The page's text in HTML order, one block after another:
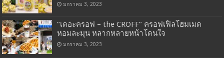
มกราคม 3, 2023
“เดอะครอฟ – the CROFF” ครอฟเฟิลโฮมเมด
หอมละมุน หลากหลายหน้าโดนใจ
มกราคม 3, 2023